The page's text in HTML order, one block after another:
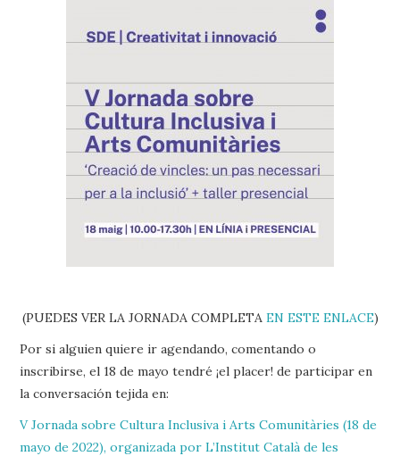
(PUEDES VER LA JORNADA COMPLETA EN ESTE ENLACE)
Por si alguien quiere ir agendando, comentando o
inscribirse, el 18 de mayo tendré ¡el placer! de participar en
la conversación tejida en:
V Jornada sobre Cultura Inclusiva i Arts Comunitàries (18 de
mayo de 2022), organizada por L’Institut Català de les